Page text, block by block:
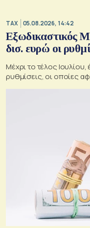
TAX 05.08.2026, 14:42
Εξωδικαστικός
δισ. ευρώ οι
Μέχρι το τέλος
ρυθμίσεις, οι οποίες